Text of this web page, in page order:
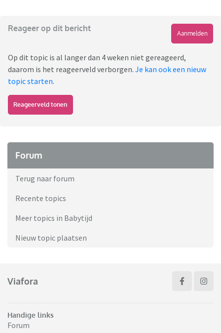
Reageer op dit bericht
Aanmelden
Op dit topic is al langer dan 4 weken niet gereageerd,
daarom is het reageerveld verborgen. Je kan ook een nieuw
topic starten.
Reageerveld tonen
Forum
Terug naar forum
Recente topics
Meer topics in Babytijd
Nieuw topic plaatsen
Viafora
Handige links
Forum